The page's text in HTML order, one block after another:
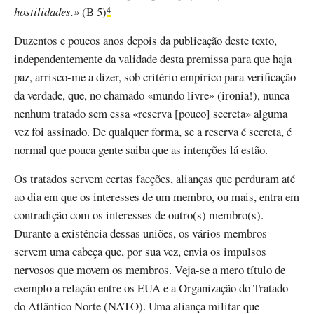
hostilidades.»(B 5)4
Duzentos e poucos anos depois da publicação deste texto,
independentemente da validade desta premissa para que haja
paz, arrisco-me a dizer, sob critério empírico para verificação
da verdade, que, no chamado «mundo livre» (ironia!), nunca
nenhum tratado sem essa «reserva [pouco] secreta» alguma
vez foi assinado. De qualquer forma, se a reserva é secreta, é
normal que pouca gente saiba que as intenções lá estão.
Os tratados servem certas facções, alianças que perduram até
ao dia em que os interesses de um membro, ou mais, entra em
contradição com os interesses de outro(s) membro(s).
Durante a existência dessas uniões, os vários membros
servem uma cabeça que, por sua vez, envia os impulsos
nervosos que movem os membros. Veja-se a mero título de
exemplo a relação entre os EUA e a Organização do Tratado
do Atlântico Norte (NATO). Uma aliança militar que